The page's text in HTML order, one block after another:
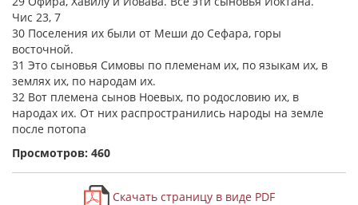
Чис 23, 7
30 Поселения их были от Меши до Сефара, горы
восточной.
31 Это сыновья Симовы по племенам их, по языкам их, в
землях их, по народам их.
32 Вот племена сынов Ноевых, по родословию их, в
народах их. От них распространились народы на земле
после потопа
Просмотров: 460
Скачать страницу в виде PDF